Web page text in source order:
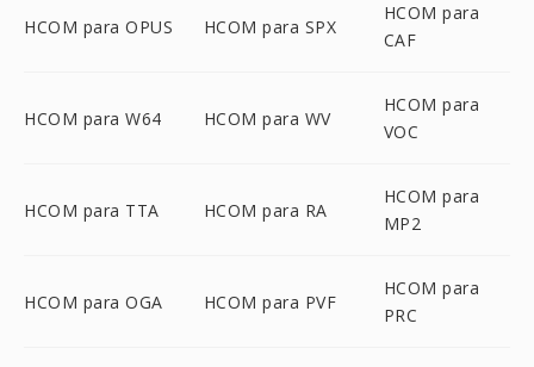
HCOM para OPUS HCOM para SPX
HCOM para
CAF
HCOM para W64 HCOM para WV
HCOM para
VOC
HCOM para TTA HCOM para RA
HCOM para
MP2
HCOM para OGA HCOM para PVF
HCOM para
PRC